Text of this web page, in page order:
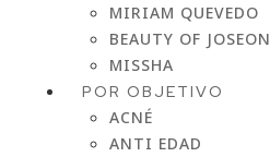
MIRIAM QUEVEDO
BEAUTY OF JOSEON
MISSHA
POR OBJETIVO
ACNÉ
ANTI EDAD